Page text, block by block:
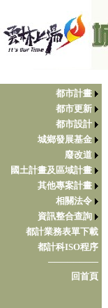
都市計畫
都市更新
都市設計
城鄉發展基金
廢改道
國土計畫及區域計畫
其他專案計畫
相關法令
資訊整合查詢
都計業務表單下載
都計科ISO程序
────────
回首頁